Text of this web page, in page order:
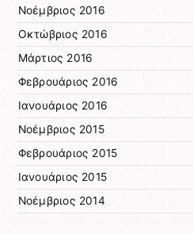
Νοέμβριος 2016
Οκτώβριος 2016
Μάρτιος 2016
Φεβρουάριος 2016
Ιανουάριος 2016
Νοέμβριος 2015
Φεβρουάριος 2015
Ιανουάριος 2015
Νοέμβριος 2014